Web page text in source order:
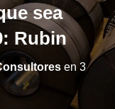
R
M
D
O
sea
Rubin
en 3